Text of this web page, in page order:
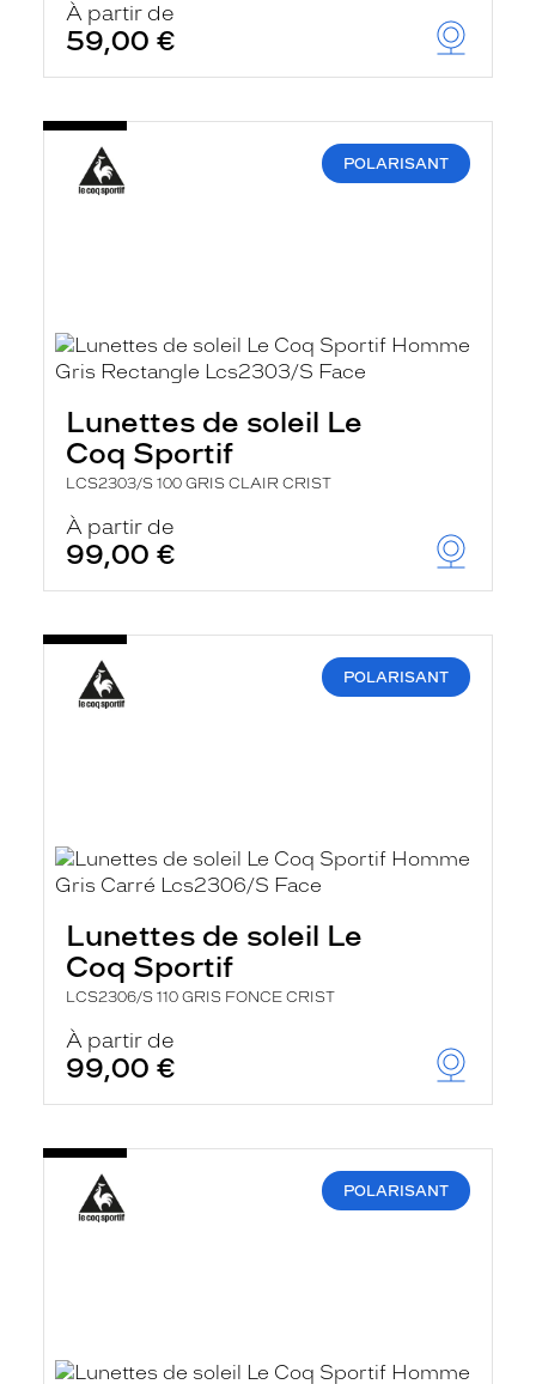
À partir de
59,00 €
POLARISANT
Lunettes de soleil Le
Coq Sportif
LCS2303/S 100 GRIS CLAIR CRIST
À partir de
99,00 €
POLARISANT
Lunettes de soleil Le
Coq Sportif
LCS2306/S 110 GRIS FONCE CRIST
À partir de
99,00 €
POLARISANT